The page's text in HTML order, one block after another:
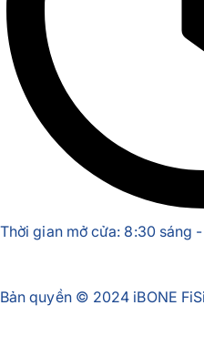
Thời gian mở cửa: 8:30 sáng
Bản quyền © 2024 iBONE